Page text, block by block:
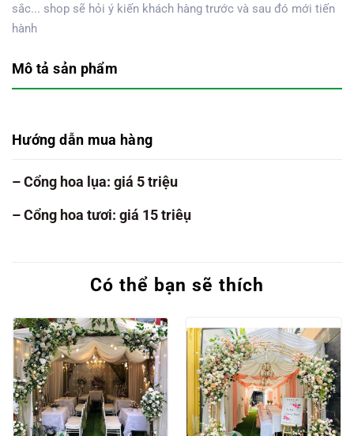
sắc... shop sẽ hỏi ý kiến khách hàng trước và sau đó mới tiến
hành
Mô tả sản phẩm
Hướng dẫn mua hàng
– Cổng hoa lụa: giá 5 triệu
– Cổng hoa tươi: giá 15 triêụ
Có thể bạn sẽ thích